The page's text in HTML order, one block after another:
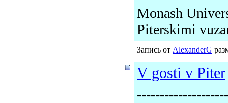
Monash
Piterskimi
Запись от AlexanderG
V gosti v Piter